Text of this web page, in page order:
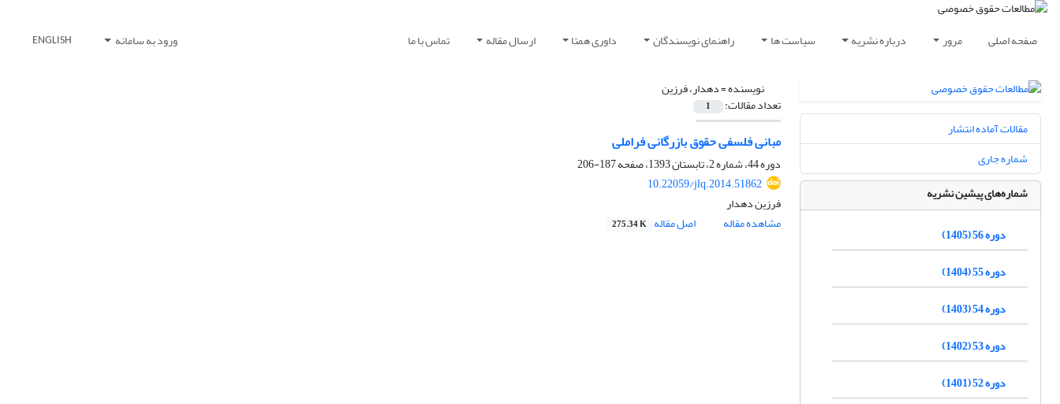
صفحه اصلی مرور درباره نشریه سیاست ها راهنمای نویسندگان داوری همتا ارسال مقاله تماس با ما ورود به سامانه ENGLISH
نویسنده =دهدار، فرزین
تعداد مقالات: 1
مبانی فلسفی حقوق بازرگانی فراملی
دوره 44، شماره 2، تابستان 1393، صفحه
187-206
10.22059/jlq.2014.51862
فرزین دهدار
مشاهده مقاله
اصل مقاله 275.34 K
مقالات آماده انتشار
شماره جاری
شماره‌های پیشین نشریه
دوره 56 (1405)
دوره 55 (1404)
دوره 54 (1403)
دوره 53 (1402)
دوره 52 (1401)